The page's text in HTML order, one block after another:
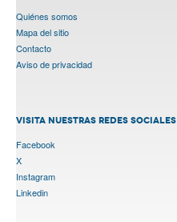
Quiénes somos
Mapa del sitio
Contacto
Aviso de privacidad
VISITA NUESTRAS REDES SOCIALES
Facebook
X
Instagram
Linkedin